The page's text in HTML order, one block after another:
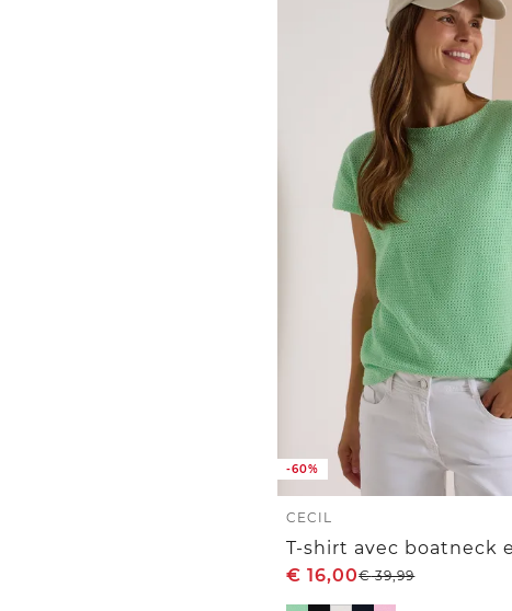
-60%
CECIL
€ 16,00€39,99